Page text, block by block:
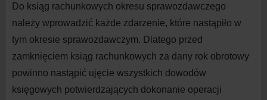
Do ksiąg rachunkowych okresu sprawozdawczego
należy wprowadzić każde zdarzenie, które nastąpiło w
tym okresie sprawozdawczym. Dlatego przed
zamknięciem ksiąg rachunkowych za dany rok obrotowy
powinno nastąpić ujęcie wszystkich dowodów
księgowych potwierdzających dokonanie operacji